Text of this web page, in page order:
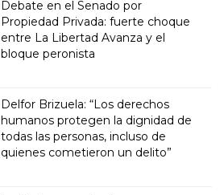
Debate en el Senado por
Propiedad Privada: fuerte choque
entre La Libertad Avanza y el
bloque peronista
Delfor Brizuela: “Los derechos
humanos protegen la dignidad de
todas las personas, incluso de
quienes cometieron un delito”